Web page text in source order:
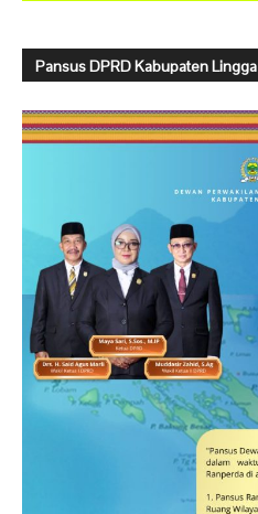
Pansus DPRD Kabupaten Lingga